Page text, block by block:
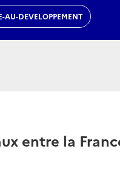
AU-DEVELOPPEMENT
entre la